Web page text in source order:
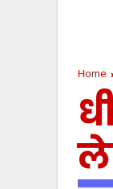
Home